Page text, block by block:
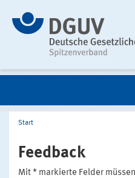
Start
Feedback
Mit * markierte Felder